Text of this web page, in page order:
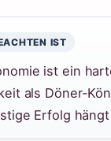
IST
ist ein
als Döner-
Erfolg